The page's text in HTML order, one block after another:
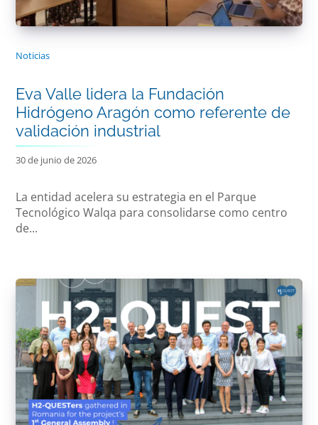
Noticias
Eva Valle lidera la Fundación
Hidrógeno Aragón como referente de
validación industrial
30 de junio de 2026
La entidad acelera su estrategia en el Parque
Tecnológico Walqa para consolidarse como centro
de...